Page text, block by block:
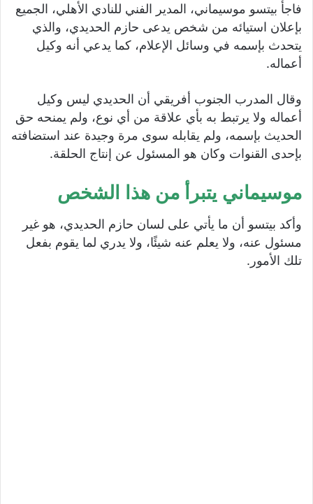
فاجأ بيتسو موسيماني، المدير الفني للنادي الأهلي، الجميع
بإعلان استيائه من شخص يدعى حازم الحديدي، والذي
يتحدث بإسمه في وسائل الإعلام، كما يدعي أنه وكيل
أعماله.
وقال المدرب الجنوب أفريقي أن الحديدي ليس وكيل
أعماله ولا يرتبط به بأي علاقة من أي نوع، ولم يمنحه حق
الحديث بإسمه، ولم يقابله سوى مرة وجيدة عند استضافته
بإحدى القنوات وكان هو المسئول عن إنتاج الحلقة.
موسيماني يتبرأ من هذا الشخص
وأكد بيتسو أن ما يأتي على لسان حازم الحديدي، هو غير
مسئول عنه، ولا يعلم عنه شيئًا، ولا يدري لما يقوم بفعل
تلك الأمور.